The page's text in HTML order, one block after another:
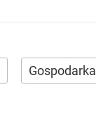
Gospodarka